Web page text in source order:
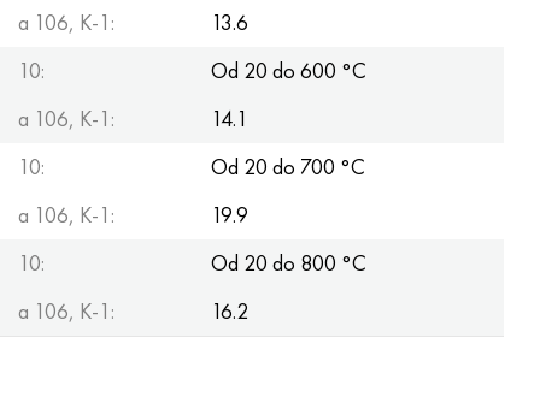
a 106, K-1:
13.6
10:
Od 20 do 600 °С
a 106, K-1:
14.1
10:
Od 20 do 700 °С
a 106, K-1:
19.9
10:
Od 20 do 800 °С
a 106, K-1:
16.2